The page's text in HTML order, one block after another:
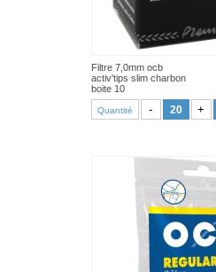
Filtre 7,0mm ocb
activ'tips slim charbon
boite 10
Quantité - +